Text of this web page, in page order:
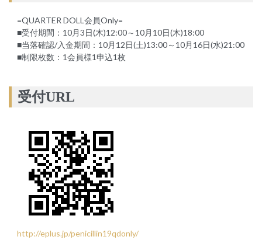
=QUARTER DOLL会員Only=
■受付期間：10月3日(木)12:00～10月10日(木)18:00
■当落確認/入金期間：10月12日(土)13:00～10月16日(水)21:00
■制限枚数：1会員様1申込1枚
受付URL
http://eplus.jp/penicillin19qdonly/